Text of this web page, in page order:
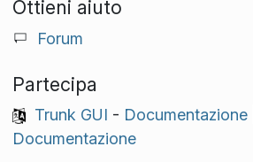
Ottieni aiuto
Forum
Partecipa
Trunk GUI - Documentazione|
Documentazione